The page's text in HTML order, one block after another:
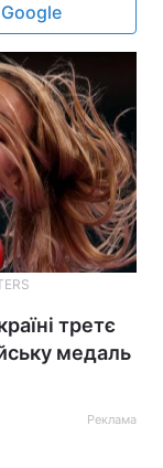
третє
медаль
Реклама